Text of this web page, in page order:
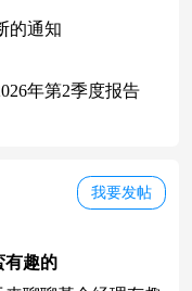
的通知
年第2季度报告
我要发帖
有趣的